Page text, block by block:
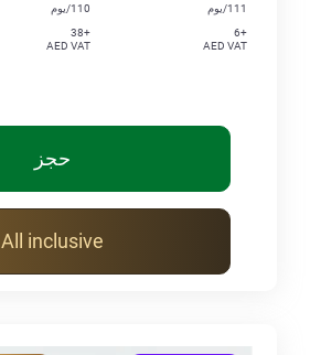
111/يوم
+6
AED VAT
110/يوم
+38
AED VAT
حجز
All inclusive